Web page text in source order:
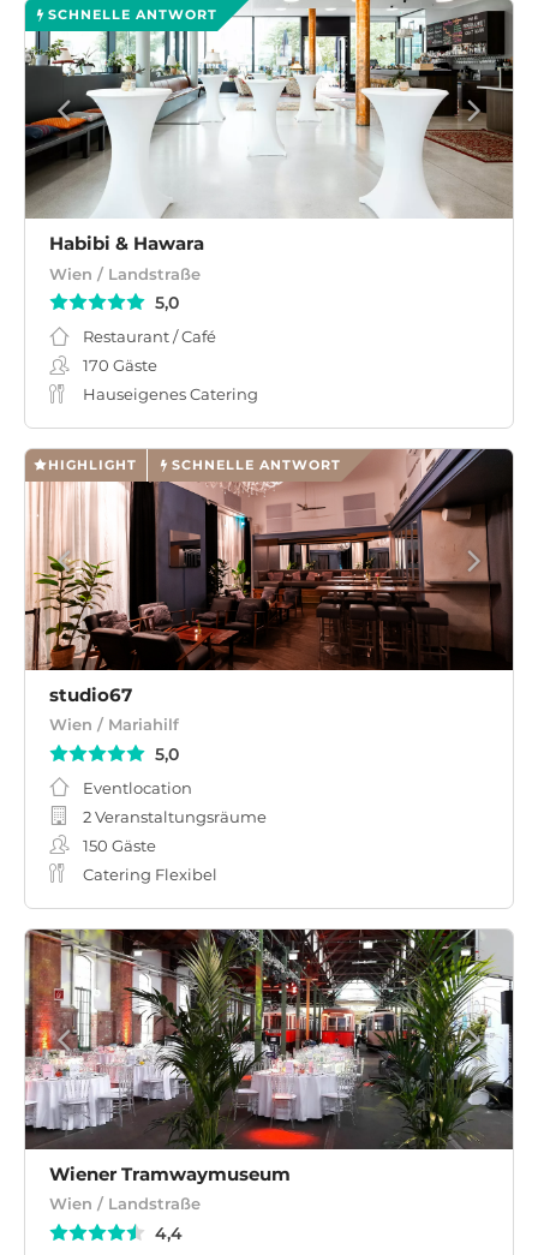
SCHNELLE ANTWORT
Habibi & Hawara
Wien / Landstraße
5,0
Restaurant / Café
170 Gäste
Hauseigenes Catering
HIGHLIGHT SCHNELLE ANTWORT
studio67
Wien / Mariahilf
5,0
Eventlocation
2 Veranstaltungsräume
150 Gäste
Catering Flexibel
Wiener Tramwaymuseum
Wien / Landstraße
4,4